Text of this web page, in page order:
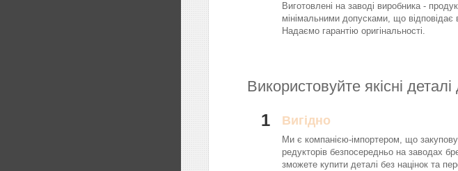
Виготовлені на заводі виробника -
мінімальними допусками, що відповідає
Надаємо гарантію оригінальності.
Використовуйте якісні
1 Вигідно
Ми є компанією-імпортером, що
редукторів безпосередньо на заводах
зможете купити деталі без націнок та